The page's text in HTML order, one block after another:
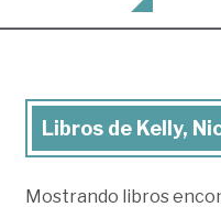
Libros
Kelly,
Libros de Kelly,
Mostrando libros